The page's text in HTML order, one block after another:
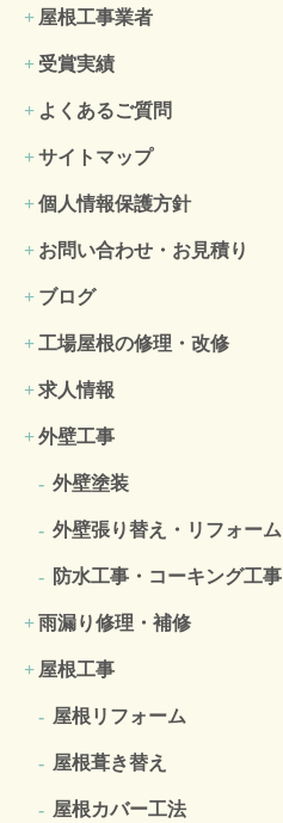
屋根工事業者
受賞実績
よくあるご質問
サイトマップ
個人情報保護方針
お問い合わせ・お見積り
ブログ
工場屋根の修理・改修
求人情報
外壁工事
外壁塗装
外壁張り替え・リフォーム
防水工事・コーキング工事
雨漏り修理・補修
屋根工事
屋根リフォーム
屋根葺き替え
屋根カバー工法